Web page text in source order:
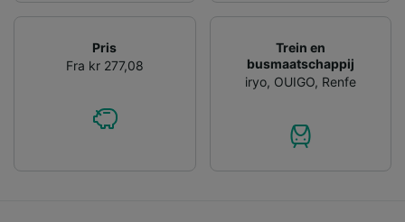
Pris
Fra kr 277,08
Trein en
busmaatschappij
iryo, OUIGO, Renfe